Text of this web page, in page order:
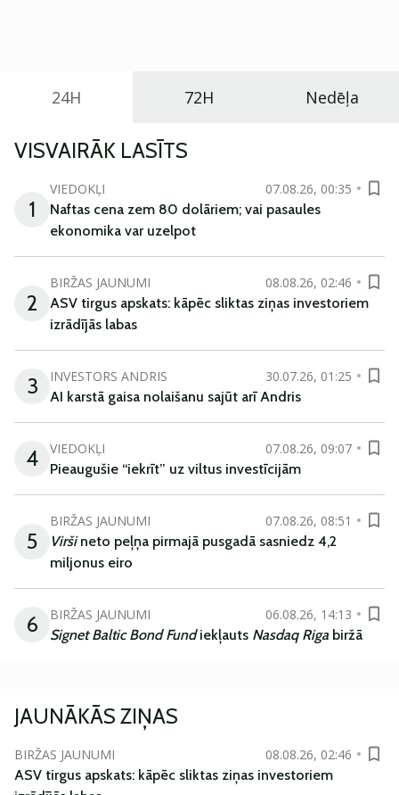
24H 72H Nedēļa
VISVAIRĀK LASĪTS
1
VIEDOKĻI
07.08.26, 00:35
Naftas cena zem 80 dolāriem; vai pasaules
ekonomika var uzelpot
2
BIRŽAS JAUNUMI
08.08.26, 02:46
ASV tirgus apskats: kāpēc sliktas ziņas investoriem
izrādījās labas
3 INVESTORS ANDRIS
30.07.26, 01:25
AI karstā gaisa nolaišanu sajūt arī Andris
4 VIEDOKĻI
07.08.26, 09:07
Pieaugušie “iekrīt” uz viltus investīcijām
5
BIRŽAS JAUNUMI
07.08.26, 08:51
Viršineto peļņa pirmajā pusgadā sasniedz 4,2
miljonus eiro
6 BIRŽAS JAUNUMI
06.08.26, 14:13
Signet Baltic Bond Fundiekļauts Nasdaq Riga biržā
JAUNĀKĀS ZIŅAS
BIRŽAS JAUNUMI
08.08.26, 02:46
ASV tirgus apskats: kāpēc sliktas ziņas investoriem